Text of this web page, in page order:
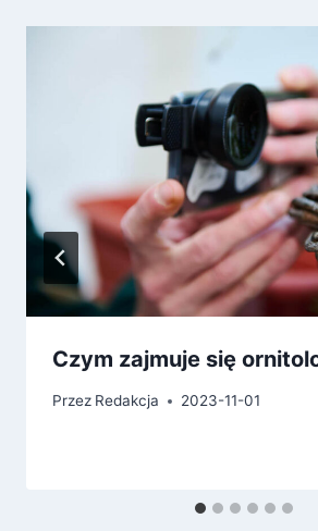
Czym zajmuje się
Przez Redakcja 2023-11-01